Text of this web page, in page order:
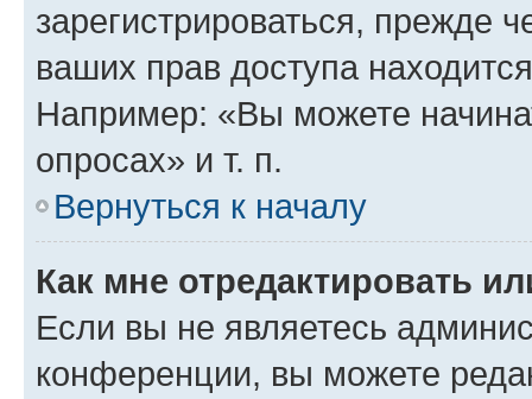
зарегистрироваться, прежде
ваших прав доступа
Например: «Вы можете
опросах» и т. п.
Вернуться к началу
Как мне отредактировать
Если вы не являетесь
конференции, вы можете